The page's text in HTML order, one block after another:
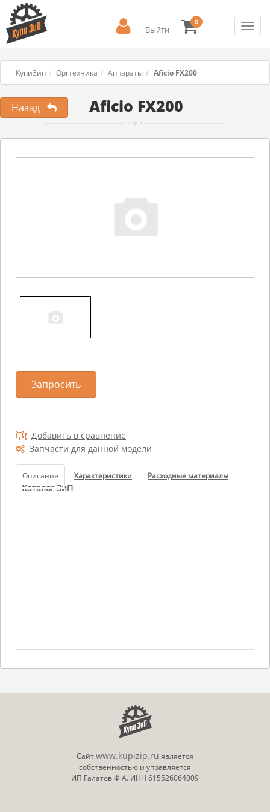
Выйти
0
КупиЗип Оргтехника Аппараты Aficio FX200
Aficio FX200
Назад
Добавить в сравнение
Запчасти для данной модели
Запросить
Описание Характеристики Расходные материалы
Каталог ЗиП
Сайтwww.kupizip.ru является
собственностью и управляется
ИП Галатов Ф.А. ИНН 615526064009